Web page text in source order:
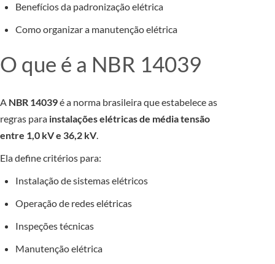
Benefícios da padronização elétrica
Como organizar a manutenção elétrica
O que é a NBR 14039
A NBR 14039é a norma brasileira que estabelece as
regras para instalações elétricas de média tensão
entre 1,0 kV e 36,2 kV.
Ela define critérios para:
Instalação de sistemas elétricos
Operação de redes elétricas
Inspeções técnicas
Manutenção elétrica